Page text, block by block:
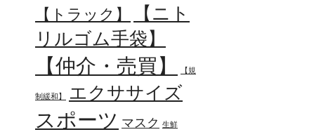
【トラック】
【ニト
リルゴム手袋】
【仲介・売買】 【規
制緩和】 エクササイズ
スポーツ マスク 生鮮